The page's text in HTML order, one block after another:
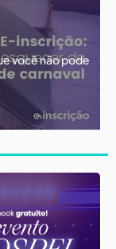
você não pode